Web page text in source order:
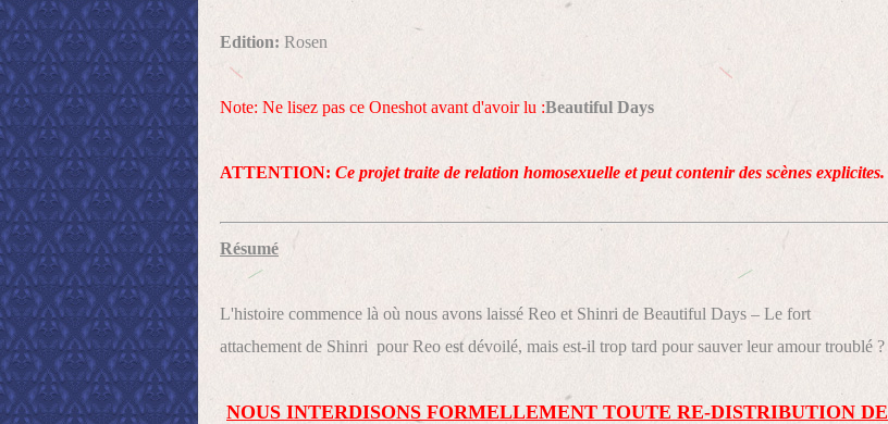
Edition: Rosen
Note: Ne lisez pas ce Oneshot avant d'avoir lu :Beautiful Days
ATTENTION: Ce projet traite de relation homosexuelle et peut contenir des scènes explicites.
Résumé
L'histoire commence là où nous avons laissé Reo et Shinri de Beautiful Days – Le fort
attachement de Shinri pour Reo est dévoilé, mais est-il trop tard pour sauver leur amour troublé ?
NOUS INTERDISONS FORMELLEMENT TOUTE RE-DISTRIBUTION DE